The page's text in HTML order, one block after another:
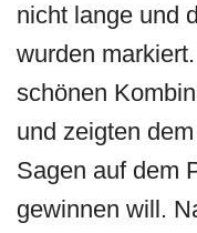
nicht lange und
wurden
schönen
und zeigten
Sagen auf dem
gewinnen will.